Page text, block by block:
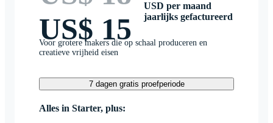
US$ 15
USD per maand
jaarlijks gefactureerd
Voor grotere makers die op schaal produceren en
creatieve vrijheid eisen
7 dagen gratis proefperiode
Alles in Starter, plus: